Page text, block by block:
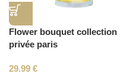
Flower bouquet collection
privée paris
29.99 €